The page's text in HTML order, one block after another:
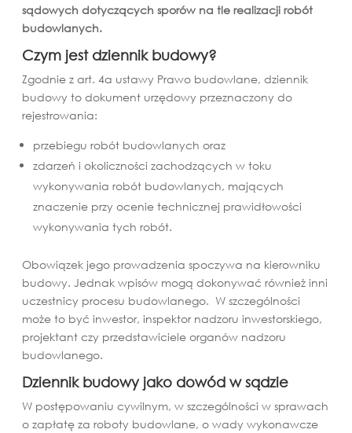
sądowych dotyczących sporów na tle realizacji robót
budowlanych.
Czym jest dziennik budowy?
Zgodnie z art. 4a ustawy Prawo budowlane, dziennik
budowy to dokument urzędowy przeznaczony do
rejestrowania:
przebiegu robót budowlanych oraz
zdarzeń i okoliczności zachodzących w toku
wykonywania robót budowlanych, mających
znaczenie przy ocenie technicznej prawidłowości
wykonywania tych robót.
Obowiązek jego prowadzenia spoczywa na kierowniku
budowy. Jednak wpisów mogą dokonywać również inni
uczestnicy procesu budowlanego. W szczególności
może to być inwestor, inspektor nadzoru inwestorskiego,
projektant czy przedstawiciele organów nadzoru
budowlanego.
Dziennik budowy jako dowód w sądzie
W postępowaniu cywilnym, w szczególności w sprawach
o zapłatę za roboty budowlane, o wady wykonawcze